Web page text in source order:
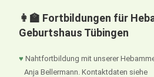
👩‍🏫 Fortbildungen für
Geburtshaus Tübingen
♥ Nahtfortbildung mit unserer
Anja Bellermann. Kontaktdaten siehe